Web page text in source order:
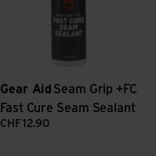
Gear Aid Seam Grip +FC
Fast Cure Seam Sealant
CHF 12.90